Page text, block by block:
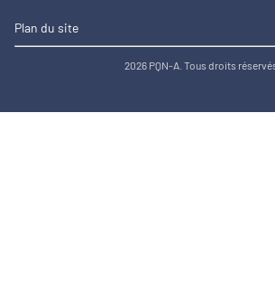
Plan du site
2026 PQN-A. Tous droits